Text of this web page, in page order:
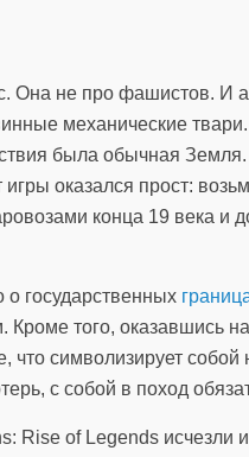
Она не про фашистов. И
механические твари.
была обычная
оказался прост:
конца 19 века и
о государственных
того, оказавшись на
что символизирует
с собой в поход
Rise of Legends исчезли